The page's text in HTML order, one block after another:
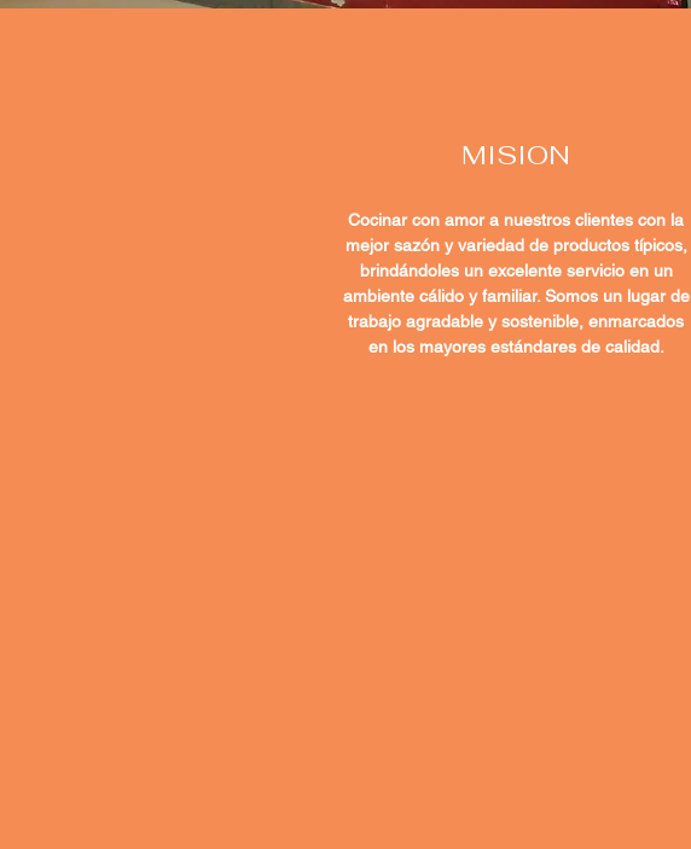
MISION
Cocinar con amor a nuestros clientes con la
mejor sazón y variedad de productos típicos,
brindándoles un excelente servicio en un
ambiente cálido y familiar. Somos un lugar de
trabajo agradable y sostenible, enmarcados
en los mayores estándares de calidad.